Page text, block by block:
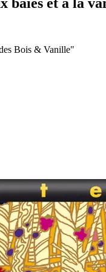
Bois & Vanille"